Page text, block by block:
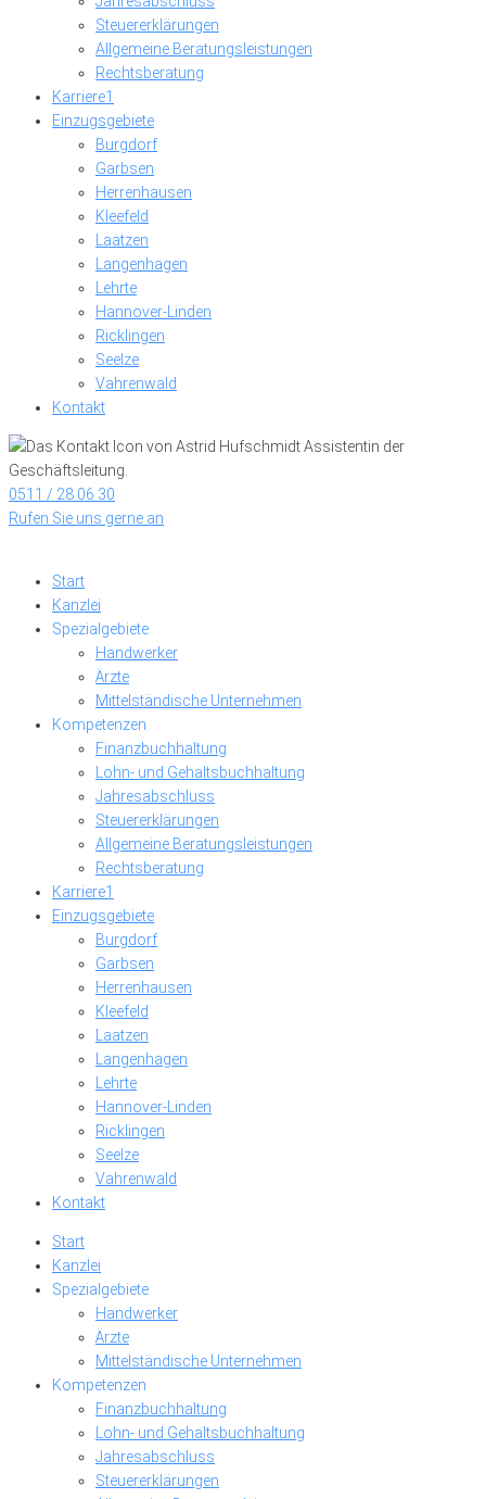
Steuererklärungen
Allgemeine Beratungsleistungen
Rechtsberatung
Karriere1
Einzugsgebiete
Burgdorf
Garbsen
Herrenhausen
Kleefeld
Laatzen
Langenhagen
Lehrte
Hannover-Linden
Ricklingen
Seelze
Vahrenwald
Kontakt
0511 / 28 06 30
Rufen Sie uns gerne an
Start
Kanzlei
Spezialgebiete
Handwerker
Ärzte
Mittelständische Unternehmen
Kompetenzen
Finanzbuchhaltung
Lohn- und Gehaltsbuchhaltung
Jahresabschluss
Steuererklärungen
Allgemeine Beratungsleistungen
Rechtsberatung
Karriere1
Einzugsgebiete
Burgdorf
Garbsen
Herrenhausen
Kleefeld
Laatzen
Langenhagen
Lehrte
Hannover-Linden
Ricklingen
Seelze
Vahrenwald
Kontakt
Start
Kanzlei
Spezialgebiete
Handwerker
Ärzte
Mittelständische Unternehmen
Kompetenzen
Finanzbuchhaltung
Lohn- und Gehaltsbuchhaltung
Jahresabschluss
Steuererklärungen